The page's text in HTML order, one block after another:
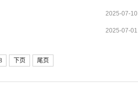
2025-07-10
2025-07-01
下页 尾页